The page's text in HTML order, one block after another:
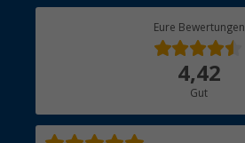
Eure Bewertungen
4,42
Gut